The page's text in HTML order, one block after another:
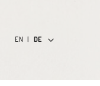
EN | DE